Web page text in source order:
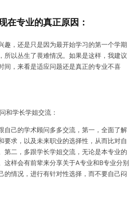
在专业的真正原因：
趣，还是只是因为最开始学习的第一个学期
所以丛生了畏难情况。如果是这样，我建议
间，来看是适应问题还是真正的专业不喜
和学长学姐交流：
自己的学术顾问多多交流，第一，全面了解
要求，以及未来职业的选择性，从而比对自
第二，多跟学长学姐交流，无论是本专业的
这样会有前辈来分享关于A专业和B专业分别
的情况，进行有针对性选择，而不要自己闷